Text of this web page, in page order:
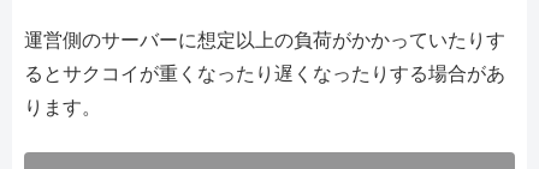
運営側のサーバーに想定以上の負荷がかかっていたりす
るとサクコイが重くなったり遅くなったりする場合があ
ります。